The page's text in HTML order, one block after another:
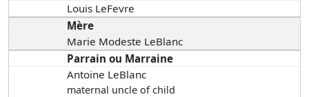
Louis LeFevre
Mère
Marie Modeste LeBlanc
Parrain ou Marraine
Antoine LeBlanc
maternal uncle of child